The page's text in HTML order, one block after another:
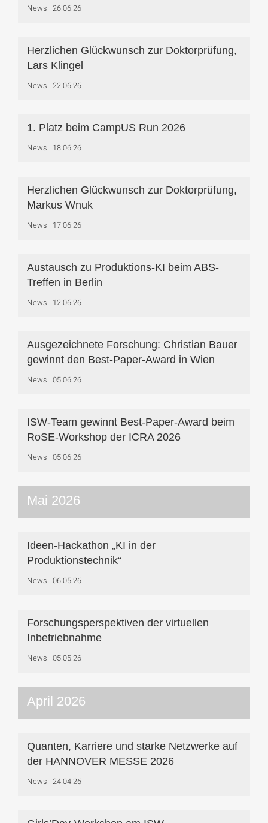
News 26.06.26
Herzlichen Glückwunsch zur Doktorprüfung,
Lars Klingel
News 22.06.26
1. Platz beim CampUS Run 2026
News 18.06.26
Herzlichen Glückwunsch zur Doktorprüfung,
Markus Wnuk
News 17.06.26
Austausch zu Produktions-KI beim ABS-
Treffen in Berlin
News 12.06.26
Ausgezeichnete Forschung: Christian Bauer
gewinnt den Best-Paper-Award in Wien
News 05.06.26
ISW-Team gewinnt Best-Paper-Award beim
RoSE-Workshop der ICRA 2026
News 05.06.26
Mai 2026
Ideen-Hackathon „KI in der
Produktionstechnik“
News 06.05.26
Forschungsperspektiven der virtuellen
Inbetriebnahme
News 05.05.26
April 2026
Quanten, Karriere und starke Netzwerke auf
der HANNOVER MESSE 2026
News 24.04.26